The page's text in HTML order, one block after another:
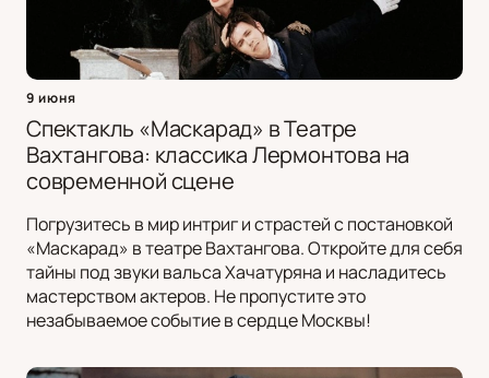
9 июня
Спектакль «Маскарад» в Театре
Вахтангова: классика Лермонтова на
современной сцене
Погрузитесь в мир интриг и страстей с постановкой
«Маскарад» в театре Вахтангова. Откройте для себя
тайны под звуки вальса Хачатуряна и насладитесь
мастерством актеров. Не пропустите это
незабываемое событие в сердце Москвы!